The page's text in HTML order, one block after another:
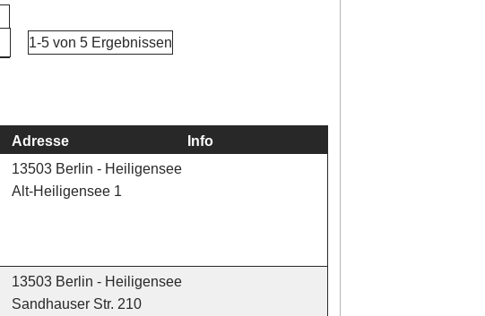
1-5 von 5 Ergebnissen
Adresse Info
13503 Berlin - Heiligensee
Alt-Heiligensee 1
13503 Berlin - Heiligensee
Sandhauser Str. 210